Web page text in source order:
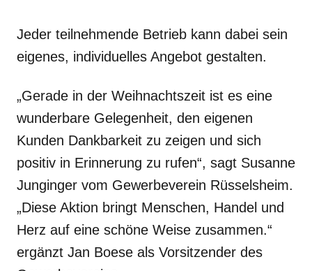
Jeder teilnehmende Betrieb kann dabei sein
eigenes, individuelles Angebot gestalten.
„Gerade in der Weihnachtszeit ist es eine
wunderbare Gelegenheit, den eigenen
Kunden Dankbarkeit zu zeigen und sich
positiv in Erinnerung zu rufen“, sagt Susanne
Junginger vom Gewerbeverein Rüsselsheim.
„Diese Aktion bringt Menschen, Handel und
Herz auf eine schöne Weise zusammen.“
ergänzt Jan Boese als Vorsitzender des